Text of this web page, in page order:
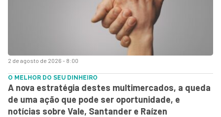
2 de agosto de 2026 - 8:00
O MELHOR DO SEU DINHEIRO
A nova estratégia destes multimercados, a queda
de uma ação que pode ser oportunidade, e
notícias sobre Vale, Santander e Raízen